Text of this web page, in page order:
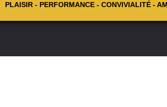
PLAISIR - PERFORMANCE - CONVIVIALITÉ -